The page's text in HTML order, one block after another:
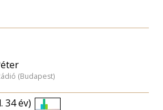
(Budapest)
34 év)